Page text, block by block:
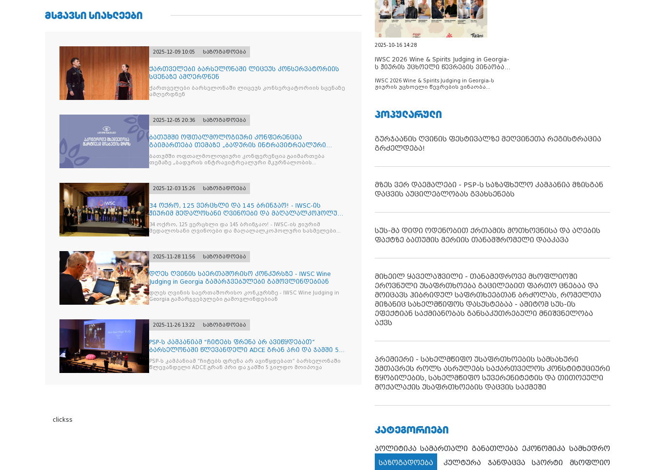
ᲛᲡᲒᲐᲕᲡᲘ ᲡᲘᲐᲮᲚᲔᲔᲑᲘ
2025-12-09 10:05 საზოგადოება
ქართველები ბარსელონაში ლიცეუს კონსერვატორიის
სცენაზე ამღერდნენ
ქართველები ბარსელონაში ლიცეუს კონსერვატორიის სცენაზე
ამღერდნენ
2025-12-05 20:36 საზოგადოება
ბათუმში ოფთალმოლოგიური კონფერენცია
გაიმართება თემაზე „ბადურის ინტრავიტრეალური
მკურნალობის ოპტიმიზაცი
ბათუმში ოფთალმოლოგიური კონფერენცია გაიმართება
თემაზე „ბადურის ინტრავიტრეალური მკურნალობის
2025-12-03 15:26 საზოგადოება
34 ოქრო, 125 ვერცხლი და 145 ბრინჯაო! - IWSC-ის
ჟიურიმ მედალოსანი ღვინოები და მაღალალკოჰოლური
სასმელე
34 ოქრო, 125 ვერცხლი და 145 ბრინჯაო! - IWSC-ის ჟიურიმ
მედალოსანი ღვინოები და მაღალალკოჰოლური სასმელები
2025-11-28 11:56 საზოგადოება
დღეს ღვინის საერთაშორისო კონკურსზე - IWSC Wine
Judging in Georgia გამარჯვებულები გამოვლინდებიან
დღეს ღვინის საერთაშორისო კონკურსზე - IWSC Wine Judging in
Georgia გამარჯვებულები გამოვლინდებიან
2025-11-26 13:22 საზოგადოება
PSP-ს კამპანიამ “ჩიტებს ფრენა არ ავიწყდებათ”
ბარსელონაში წლევანდელი ADCE გრან პრი და ჯამში 5
ჯილდო მ
PSP-ს კამპანიამ “ჩიტებს ფრენა არ ავიწყდებათ” ბარსელონაში
წლევანდელი ADCE გრან პრი და ჯამში 5 ჯილდო მოიპოვა
clickss
2025-10-16 14:28
IWSC 2026 Wine & Spirits Judging in Georgia-
ს ჟიურის უცხოელი წევრების ვინაობა
IWSC 2026 Wine & Spirits Judging in Georgia-ს
ჟიურის უცხოელი წევრების ვინაობა
ᲞᲝᲞᲣᲚᲐᲠᲣᲚᲘ
გურჯაანის ღვინის ფესტივალზე მეღვინეთა რეგისტრაცია
გრძელდება!
მზეს ვერ დაემალები - PSP-ს საზაფხულო კამპანია მზისგან
დაცვის აუცილებლობას გვახსენებს
სუს-მა დიდი ოდენობით ქრთამის მოთხოვნისა და აღების
ფაქტზე ბათუმის მერიის თანამშრომელი დააკავა
მიხეილ ყაველაშვილი - თანამედროვე მსოფლიოში
ეროვნული უსაფრთხოება გაცილებით ფართო ცნებაა და
მოიცავს ჰიბრიდულ საფრთხეებთან ბრძოლას, რომელთა
მიზანიც სახელმწიფოს დასუსტებაა - ამიტომ სუს-ის
ეფექტიან საქმიანობას განსაკუთრებული მნიშვნელობა
აქვს
პრემიერი - სახელმწიფო უსაფრთხოების სამსახური
უმთავრეს როლს ასრულებს საქართველოს კონსტიტუციური
წყობილების, სახელმწიფო სუვერენიტეტის და თითოეული
მოქალაქის უსაფრთხოების დაცვის საქმეში
ᲙᲐᲢᲔᲒᲝᲠᲘᲔᲑᲘ
პოლიტიკა სამართალი განათლება ეკონომიკა სამხედრო
საზოგადოება
კულტურა ჯანდაცვა სპორტი მსოფლიო